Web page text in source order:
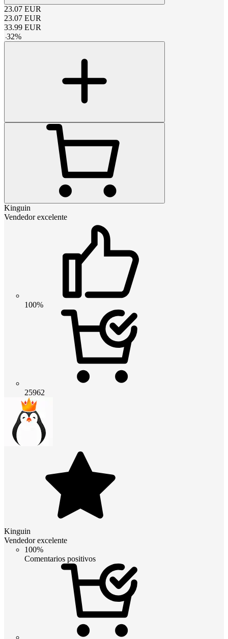
23.07 EUR
23.07 EUR
33.99 EUR
-32%
Kinguin
Vendedor excelente
100%
25962
Kinguin
Vendedor excelente
100%
Comentarios positivos